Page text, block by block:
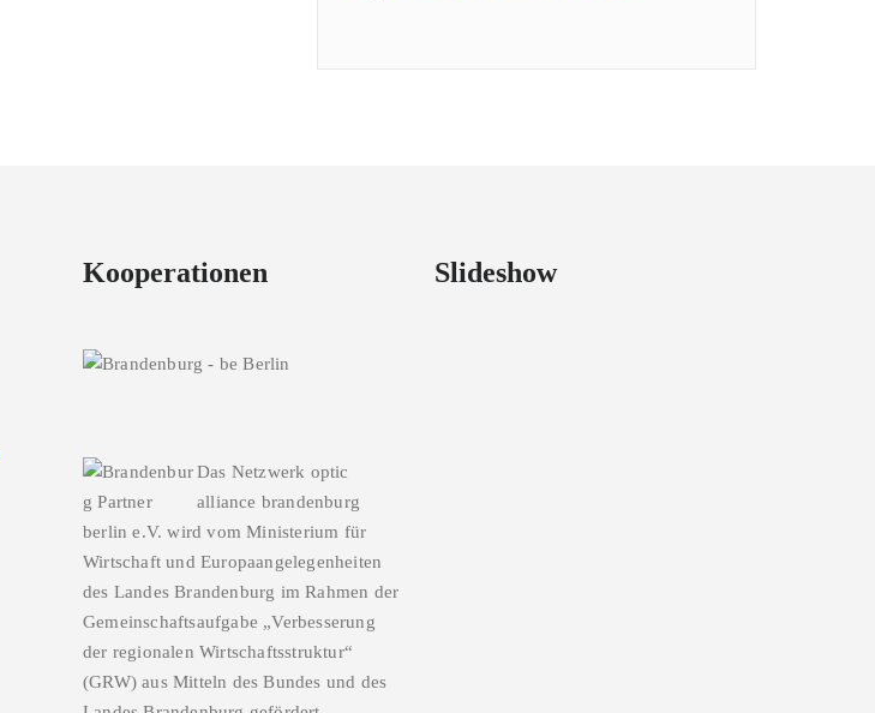
Kooperationen
Das Netzwerk optic
alliance brandenburg
berlin e.V. wird vom Ministerium für
Wirtschaft und Europaangelegenheiten
des Landes Brandenburg im Rahmen der
Gemeinschaftsaufgabe „Verbesserung
der regionalen Wirtschaftsstruktur“
(GRW) aus Mitteln des Bundes und des
Slideshow